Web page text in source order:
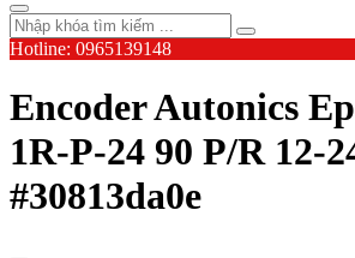
Hotline: 0965139148
Encoder Autonics
1R-P-24 90 P/R 12-
#30813da0e